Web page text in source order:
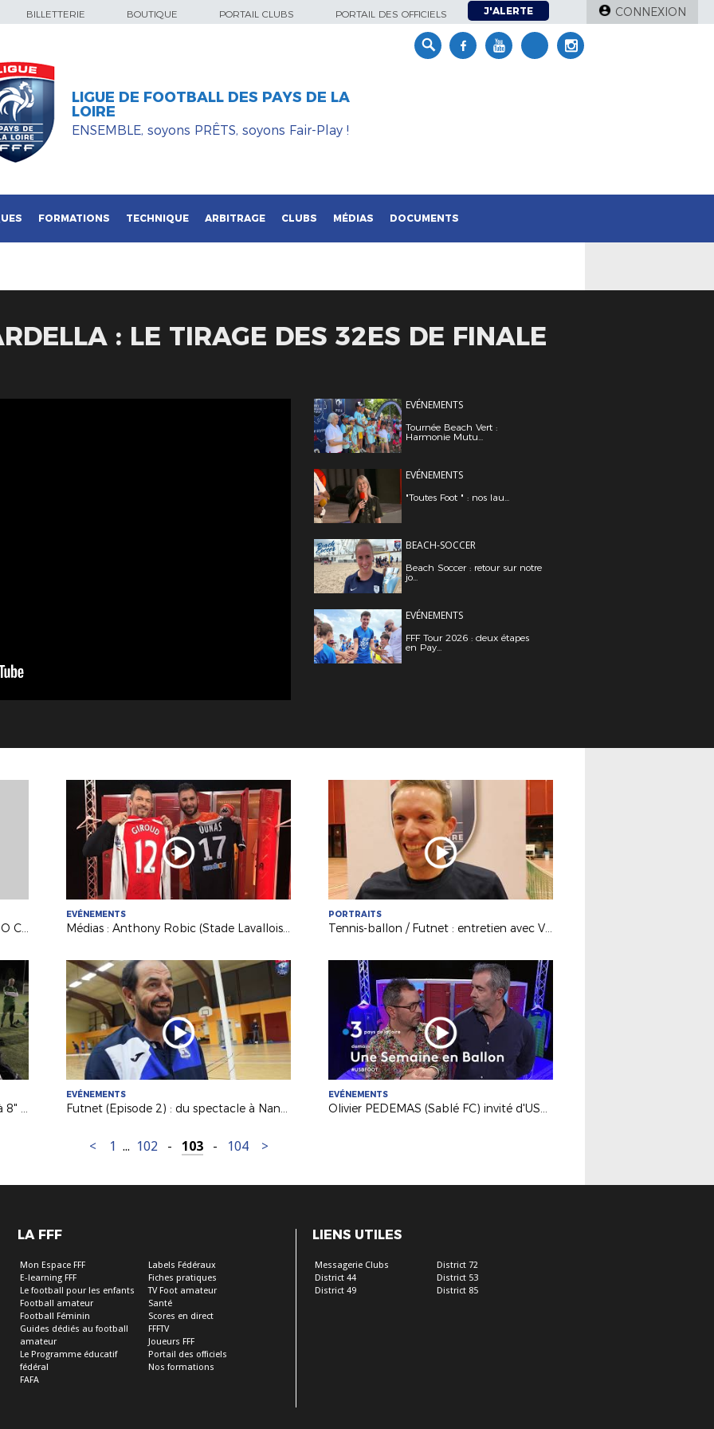
BILLETTERIE BOUTIQUE PORTAIL CLUBS PORTAIL DES OFFICIELS J'ALERTE CONNEXION
LIGUE DE FOOTBALL DES PAYS DE LA
LOIRE
ENSEMBLE, soyons PRÊTS, soyons Fair-Play !
FORMATIONS TECHNIQUE ARBITRAGE CLUBS MÉDIAS DOCUMENTS
: LE TIRAGE DES 32ES DE FINALE
EVÉNEMENTS
Tournée Beach Vert :
Harmonie Mutu...
EVÉNEMENTS
"Toutes Foot " : nos lau...
BEACH-SOCCER
Beach Soccer : retour sur notre
jo...
EVÉNEMENTS
FFF Tour 2026 : deux étapes
en Pay...
Médias : Billy Ketkeophomphone (SO Cholet) invité de France 3 PDL
EVÉNEMENTS
Médias : Anthony Robic (Stade Lavallois) invité de France 3 Pays de la Loire
PORTRAITS
Tennis-ballon / Futnet : entretien avec Vincent Voisinot, joueur et président passionné !
Initiative : A la découverte du "Foot à 8" avec le District de Vendée
EVÉNEMENTS
Futnet (Episode 2) : du spectacle à Nantes avec France / Suisse
EVÉNEMENTS
Olivier PEDEMAS (Sablé FC) invité d'USB Foot France 3 PDL
< 1 ... 102 - 103 - 104 >
LA FFF
Mon Espace FFF
E-learning FFF
Le football pour les enfants
Football amateur
Football Féminin
Guides dédiés au football
amateur
Le Programme éducatif
fédéral
FAFA
Labels Fédéraux
Fiches pratiques
TV Foot amateur
Santé
Scores en direct
FFFTV
Joueurs FFF
Portail des officiels
Nos formations
LIENS UTILES
Messagerie Clubs
District 44
District 49
District 72
District 53
District 85